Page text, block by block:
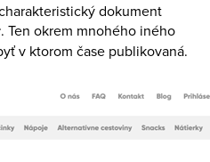
dokument
. Ten okrem mnohého iného
v ktorom čase publikovaná.